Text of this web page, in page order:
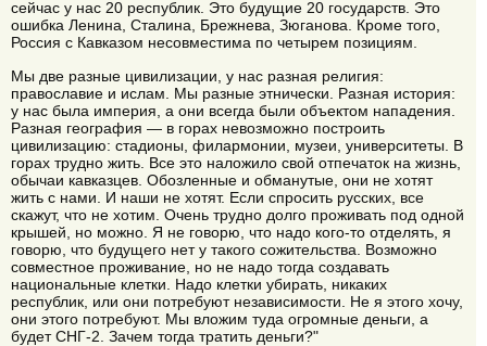
сейчас у нас 20 республик. Это будущие 20 государств. Это
ошибка Ленина, Сталина, Брежнева, Зюганова. Кроме того,
Россия с Кавказом несовместима по четырем позициям.
Мы две разные цивилизации, у нас разная религия:
православие и ислам. Мы разные этнически. Разная история:
у нас была империя, а они всегда были объектом нападения.
Разная география — в горах невозможно построить
цивилизацию: стадионы, филармонии, музеи, университеты. В
горах трудно жить. Все это наложило свой отпечаток на жизнь,
обычаи кавказцев. Обозленные и обманутые, они не хотят
жить с нами. И наши не хотят. Если спросить русских, все
скажут, что не хотим. Очень трудно долго проживать под одной
крышей, но можно. Я не говорю, что надо кого-то отделять, я
говорю, что будущего нет у такого сожительства. Возможно
совместное проживание, но не надо тогда создавать
национальные клетки. Надо клетки убирать, никаких
республик, или они потребуют независимости. Не я этого хочу,
они этого потребуют. Мы вложим туда огромные деньги, а
будет СНГ-2. Зачем тогда тратить деньги?"